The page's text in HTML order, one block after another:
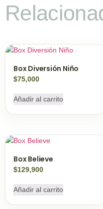
Box Diversión Niño
$75,000
Añadir al carrito
Box Believe
$129,900
Añadir al carrito